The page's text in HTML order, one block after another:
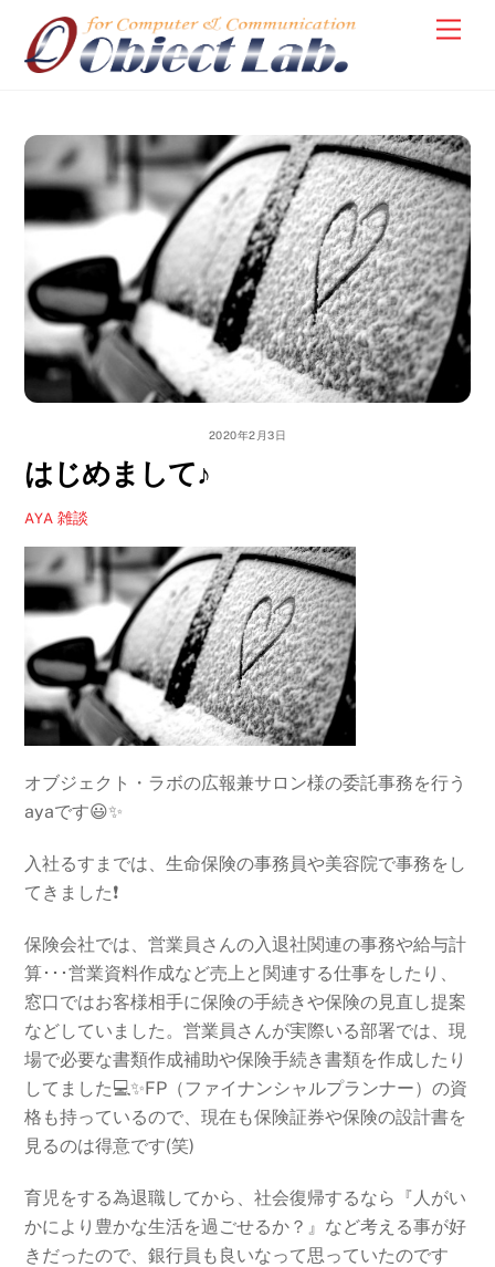
content
2020年2月3日
はじめまして♪
AYA 雑談
オブジェクト・ラボの広報兼サロン様の委託事務を行う
ayaです😃✨
入社るすまでは、生命保険の事務員や美容院で事務をし
てきました❗
保険会社では、営業員さんの入退社関連の事務や給与計
算･･･営業資料作成など売上と関連する仕事をしたり、
窓口ではお客様相手に保険の手続きや保険の見直し提案
などしていました。営業員さんが実際いる部署では、現
場で必要な書類作成補助や保険手続き書類を作成したり
してました💻✨FP（ファイナンシャルプランナー）の資
格も持っているので、現在も保険証券や保険の設計書を
見るのは得意です(笑)
育児をする為退職してから、社会復帰するなら『人がい
かにより豊かな生活を過ごせるか？』など考える事が好
きだったので、銀行員も良いなって思っていたのです